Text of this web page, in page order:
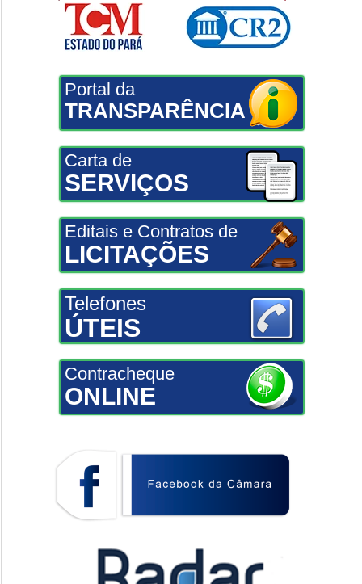
Portal da
TRANSPARÊNCIA
Carta de
SERVIÇOS
Editais e Contratos de
LICITAÇÕES
Telefones
ÚTEIS
Contracheque
ONLINE